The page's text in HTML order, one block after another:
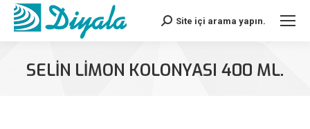
Search:Site içi arama yapın.
SELİN LİMON KOLONYASI 400 ML.